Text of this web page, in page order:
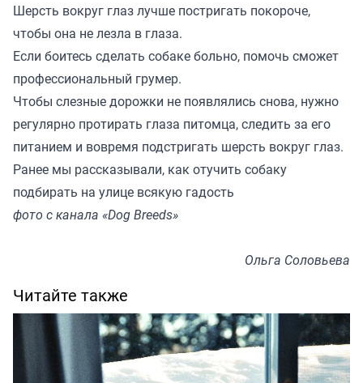
Шерсть вокруг глаз лучше постригать покороче,
чтобы она не лезла в глаза.
Если боитесь сделать собаке больно, помочь сможет
профессиональный грумер.
Чтобы слезные дорожки не появлялись снова, нужно
регулярно протирать глаза питомца, следить за его
питанием и вовремя подстригать шерсть вокруг глаз.
Ранее мы рассказывали, как отучить собаку
подбирать на улице всякую гадость
фото с канала «Dog Breeds»
Ольга Соловьева
Читайте также